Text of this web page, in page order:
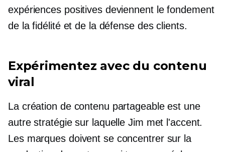
expériences positives deviennent le fondement
de la fidélité et de la défense des clients.
Expérimentez avec du contenu
viral
La création de contenu partageable est une
autre stratégie sur laquelle Jim met l'accent.
Les marques doivent se concentrer sur la